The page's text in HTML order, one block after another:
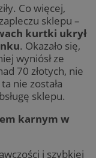
Co więcej,
sklepu –
kurtki ukrył
. Okazało się,
wyniósł ze
70 złotych, nie
nie została
sklepu.
karnym w
i szybkiej